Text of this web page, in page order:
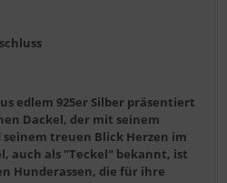
edlem 925er Silber präsentiert
Dackel, der mit seinem
treuen Blick Herzen im
auch als "Teckel" bekannt, ist
Hunderassen, die für ihre